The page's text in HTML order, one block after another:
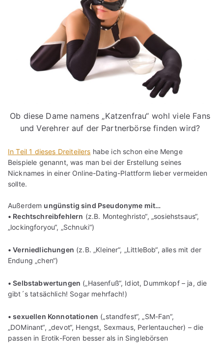
Ob diese Dame namens „Katzenfrau“ wohl viele Fans
und Verehrer auf der Partnerbörse finden wird?
In Teil 1 dieses Dreiteilers habe ich schon eine Menge
Beispiele genannt, was man bei der Erstellung seines
Nicknames in einer Online-Dating-Plattform lieber vermeiden
sollte.
Außerdem ungünstig sind Pseudonyme mit…
• Rechtschreibfehlern (z.B. Monteghristo“, „sosiehstsaus“,
„lockingforyou“, „Schnuki“)
• Verniedlichungen (z.B. „Kleiner“, „LittleBob“, alles mit der
Endung „chen“)
• Selbstabwertungen („Hasenfuß“, Idiot, Dummkopf – ja, die
gibt´s tatsächlich! Sogar mehrfach!)
• sexuellen Konnotationen („standfest“, „SM-Fan“,
„DOMinant“, „devot“, Hengst, Sexmaus, Perlentaucher) – die
passen in Erotik-Foren besser als in Singlebörsen